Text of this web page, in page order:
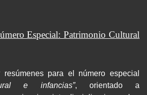
Especial: Patrimonio Cultural
para el número especial
e infancias”, orientado a